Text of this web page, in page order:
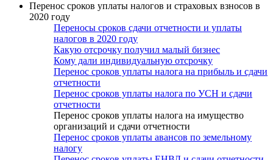
Перенос сроков уплаты налогов и страховых взносов в
2020 году
Переносы сроков сдачи отчетности и уплаты
налогов в 2020 году
Какую отсрочку получил малый бизнес
Кому дали индивидуальную отсрочку
Перенос сроков уплаты налога на прибыль и сдачи
отчетности
Перенос сроков уплаты налога по УСН и сдачи
отчетности
Перенос сроков уплаты налога на имущество
организаций и сдачи отчетности
Перенос сроков уплаты авансов по земельному
налогу